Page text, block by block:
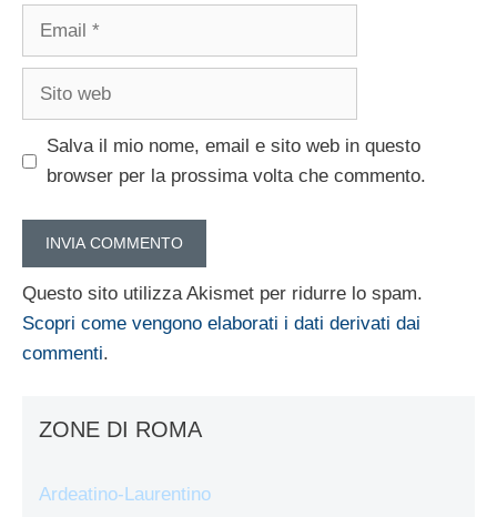
Email
Sito
Salva il mio nome, email e sito web in questo
browser per la prossima volta che commento.
Questo sito utilizza Akismet per ridurre lo spam.
Scopri come vengono elaborati i dati derivati dai
commenti.
ZONE DI ROMA
Ardeatino-Laurentino